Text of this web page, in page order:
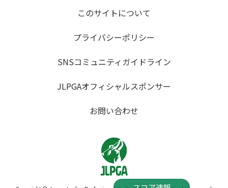
このサイトについて
プライバシーポリシー
SNSコミュニティガイドライン
JLPGAオフィシャルスポンサー
お問い合わせ